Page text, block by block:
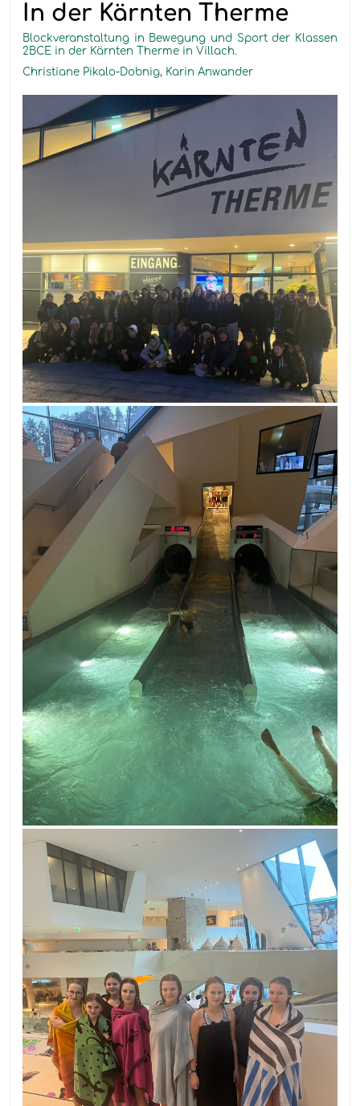
In der Kärnten Therme
Blockveranstaltung in Bewegung und Sport der Klassen
2BCE in der Kärnten Therme in Villach.
Christiane Pikalo-Dobnig, Karin Anwander